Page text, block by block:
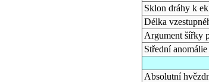
Sklon dráhy k
Délka
Argument šířky
Střední anomálie
Absolutní